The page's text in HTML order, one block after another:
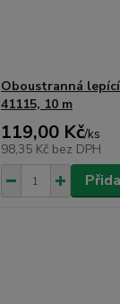
Oboustranná
41115, 10 m
119,00 Kč/ks
98,35 Kč bez DPH